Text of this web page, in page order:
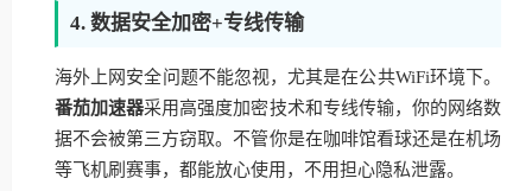
4. 数据安全加密+专线传输
海外上网安全问题不能忽视，尤其是在公共WiFi环境下。
番茄加速器采用高强度加密技术和专线传输，你的网络数
据不会被第三方窃取。不管你是在咖啡馆看球还是在机场
等飞机刷赛事，都能放心使用，不用担心隐私泄露。